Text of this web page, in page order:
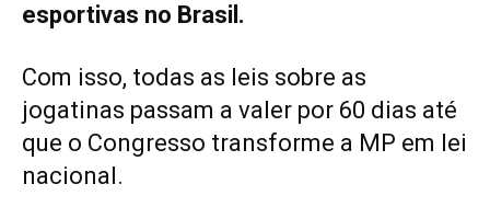
esportivas no Brasil.
Com isso, todas as leis sobre as
jogatinas passam a valer por 60 dias até
que o Congresso transforme a MP em lei
nacional.